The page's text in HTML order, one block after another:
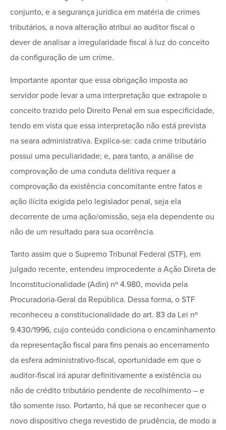
conjunto, e a segurança jurídica em matéria de crimes
tributários, a nova alteração atribui ao auditor fiscal o
dever de analisar a irregularidade fiscal à luz do conceito
da configuração de um crime.
Importante apontar que essa obrigação imposta ao
servidor pode levar a uma interpretação que extrapole o
conceito trazido pelo Direito Penal em sua especificidade,
tendo em vista que essa interpretação não está prevista
na seara administrativa. Explica-se: cada crime tributário
possui uma peculiaridade; e, para tanto, a análise de
comprovação de uma conduta delitiva requer a
comprovação da existência concomitante entre fatos e
ação ilícita exigida pelo legislador penal, seja ela
decorrente de uma ação/omissão, seja ela dependente ou
não de um resultado para sua ocorrência.
Tanto assim que o Supremo Tribunal Federal (STF), em
julgado recente, entendeu improcedente a Ação Direta de
Inconstitucionalidade (Adin) nº 4.980, movida pela
Procuradoria-Geral da República. Dessa forma, o STF
reconheceu a constitucionalidade do art. 83 da Lei nº
9.430/1996, cujo conteúdo condiciona o encaminhamento
da representação fiscal para fins penais ao encerramento
da esfera administrativo-fiscal, oportunidade em que o
auditor-fiscal irá apurar definitivamente a existência ou
não de crédito tributário pendente de recolhimento – e
tão somente isso. Portanto, há que se reconhecer que o
novo dispositivo chega revestido de prudência, de modo a